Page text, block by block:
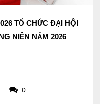
TỔ CHỨC ĐẠI HỘI
NIÊN NĂM 2026
0